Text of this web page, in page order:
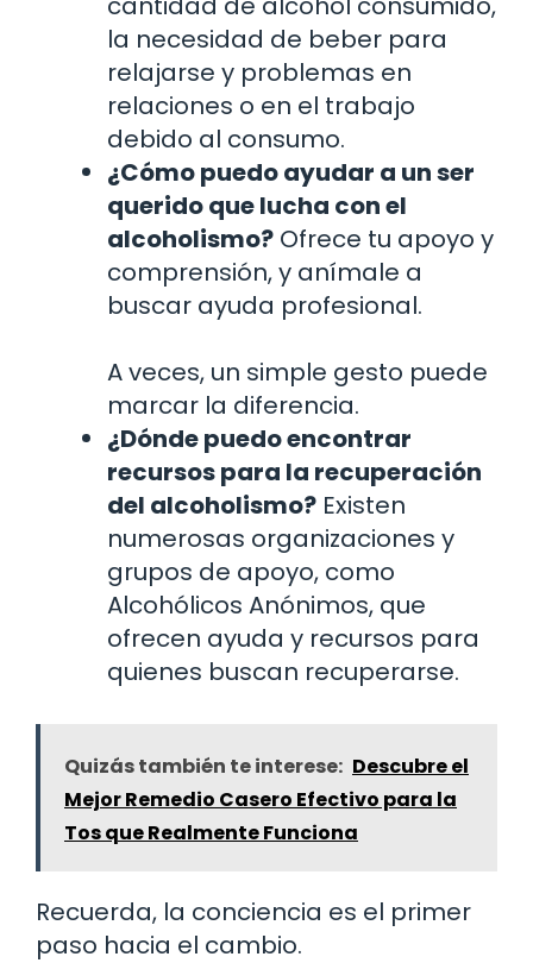
la necesidad de beber para
relajarse y problemas en
relaciones o en el trabajo
debido al consumo.
¿Cómo puedo ayudar a un ser
querido que lucha con el
alcoholismo? Ofrece tu apoyo y
comprensión, y anímale a
buscar ayuda profesional.
A veces, un simple gesto puede
marcar la diferencia.
¿Dónde puedo encontrar
recursos para la recuperación
del alcoholismo? Existen
numerosas organizaciones y
grupos de apoyo, como
Alcohólicos Anónimos, que
ofrecen ayuda y recursos para
quienes buscan recuperarse.
Quizás también te interese: Descubre el
Mejor Remedio Casero Efectivo para la
Tos que Realmente Funciona
Recuerda, la conciencia es el primer
paso hacia el cambio.